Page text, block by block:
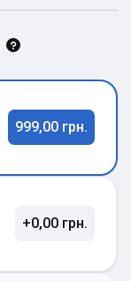
999,00 грн.
+0,00 грн.